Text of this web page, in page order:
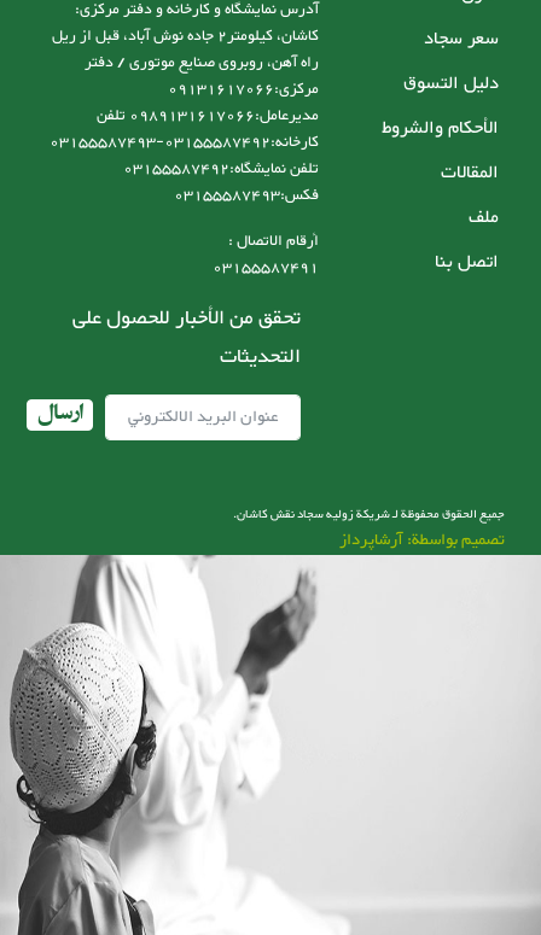
سعر سجاد
دليل التسوق
الأحكام والشروط
المقالات
ملف
اتصل بنا
آدرس نمایشگاه و کارخانه و دفتر مرکزی:
کاشان، کیلومتر2 جاده نوش آباد، قبل از ریل
راه آهن، روبروی صنایع موتوری / دفتر
مرکزی:09131617066
مدیرعامل:0989131617066 تلفن
کارخانه:03155587492-03155587493
تلفن نمایشگاه:03155587492
فکس:03155587493
أرقام الاتصال :
03155587491
تحقق من الأخبار للحصول على
التحديثات
ارسال
جميع الحقوق محفوظة لـ شریکة زولیه سجاد نقش کاشان.
تصميم بواسطة: آرشاپرداز